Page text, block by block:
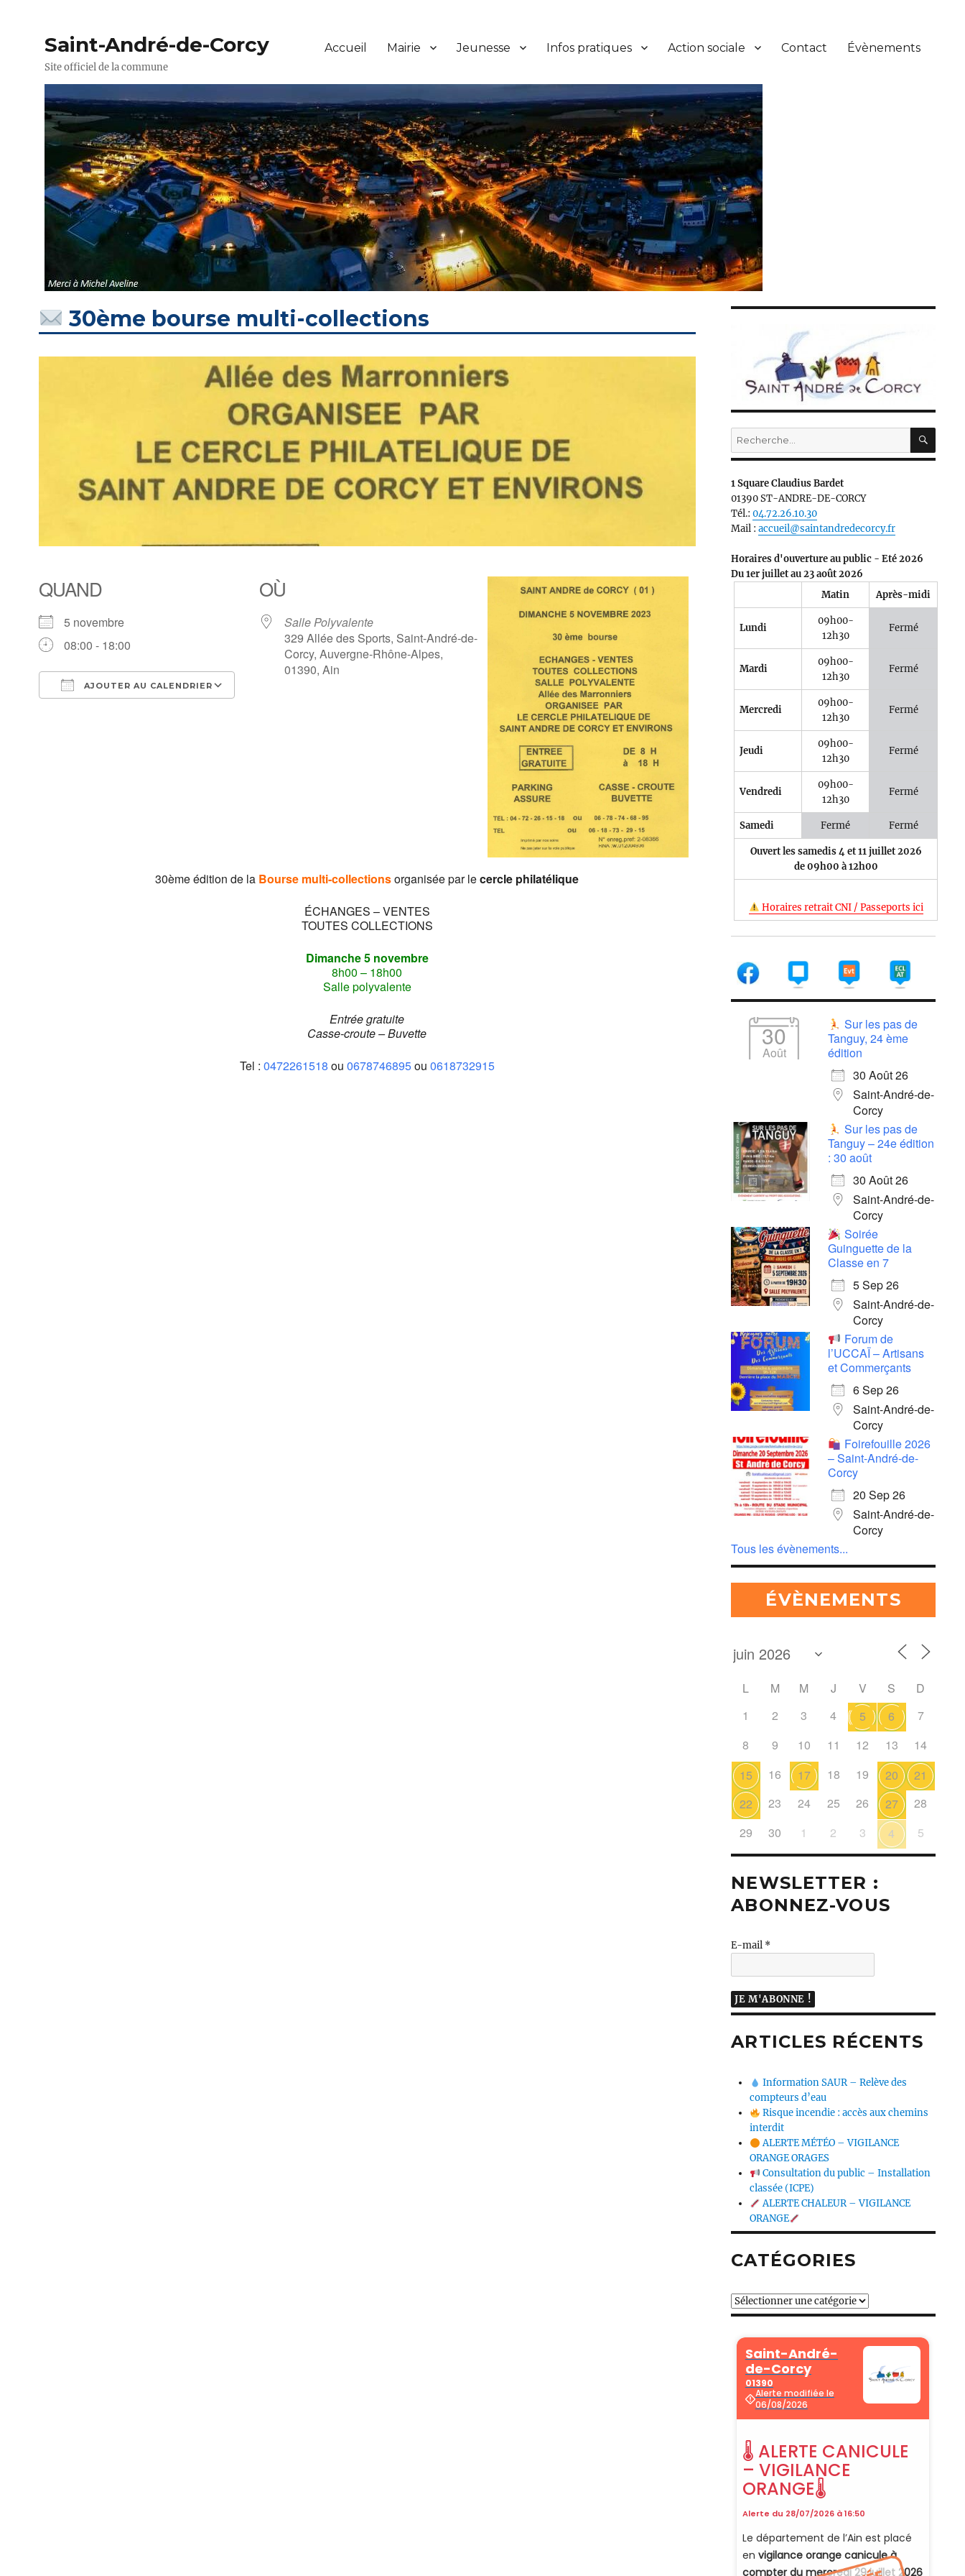
Saint-André-de-Corcy
Site officiel de la commune
Accueil Mairie Jeunesse Infos pratiques Action sociale Contact Évènements
30ème bourse multi-collections
QUAND
5 novembre
08:00 - 18:00
AJOUTER AU CALENDRIER
Office 365 Outlook Live
OÙ
Salle Polyvalente
329 Allée des Sports, Saint-André-de-
Corcy, Auvergne-Rhône-Alpes,
01390, Ain
30ème édition de la Bourse multi-collectionsorganisée par lecercle philatélique
ÉCHANGES – VENTES
TOUTES COLLECTIONS
Dimanche 5 novembre
8h00 – 18h00
Salle polyvalente
Entrée gratuite
Casse-croute – Buvette
Tel : 0472261518 ou 0678746895ou 0618732915
Recherche
pour :
1 Square Claudius Bardet
01390 ST-ANDRE-DE-CORCY
Tél.:04.72.26.10.30
Mail :accueil@saintandredecorcy.fr
Horaires d'ouverture au public - Eté 2026
Du 1er juillet au 23 août 2026
Matin
Après-midi
Lundi
09h00-
12h30
Fermé
Mardi
09h00-
12h30
Fermé
Mercredi
09h00-
12h30
Fermé
Jeudi
09h00-
12h30
Fermé
Vendredi
09h00-
12h30
Fermé
Samedi Fermé Fermé
Ouvert les samedis 4 et 11 juillet 2026
de 09h00 à 12h00
Horaires retrait CNI / Passeports ici
30
Août
Sur les pas de
Tanguy, 24 ème
édition
30 Août 26
Saint-André-de-
Corcy
Sur les pas de
Tanguy – 24e édition
: 30 août
30 Août 26
Saint-André-de-
Corcy
Soirée
Guinguette de la
Classe en 7
5 Sep 26
Saint-André-de-
Corcy
Forum de
l’UCCAÏ – Artisans
et Commerçants
6 Sep 26
Saint-André-de-
Corcy
Foirefouille 2026
– Saint-André-de-
Corcy
20 Sep 26
Saint-André-de-
Corcy
Tous les évènements...
ÉVÈNEMENTS
L M M J V S
D
1
2 3 4 5 6
7
8
9 10 11 12 13
14
15
16 17 18 19 20
21
22
23 24 25 26 27
28
29
30 1 2 3 4 5
NEWSLETTER :
ABONNEZ-VOUS
E-mail *
ARTICLES RÉCENTS
Information SAUR – Relève des
compteurs d’eau
Risque incendie : accès aux chemins
interdit
ALERTE MÉTÉO – VIGILANCE
ORANGE ORAGES
Consultation du public – Installation
classée (ICPE)
ALERTE CHALEUR – VIGILANCE
ORANGE
CATÉGORIES
Catégories